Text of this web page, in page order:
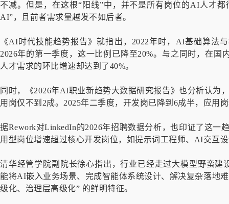
不减。 但是，在这根“阳线”中，并不是所有岗位的AI人才
AI”，且前者需求量越发不如后者。
《AI时代技能趋势报告》就指出，2022年时，AI基础算法
2026年的第一季度，这一比例已降至20%。与之同时，在
人才需求的环比增速却达到了40%。
同时，《2026年AI职业新趋势大数据研究报告》也分析认为
用岗仅不到2成。2025年二季度，开发岗已降到6成半，应用
据Rework对LinkedIn的2026年招聘数据分析，也印证了这一
用型岗位增速超过核心开发岗位，如提示词工程师、AI交互
清华经管学院副院长徐心指出，行业已经走过大模型野蛮
能将AI嵌入业务场景、完成智能体系统设计、解决复杂落地
级化、治理层高级化” 的鲜明特征。